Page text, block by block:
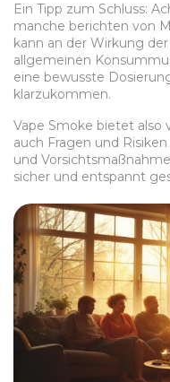
Ein Tipp zum Schluss:
manche berichten von
kann an der Wirkung
allgemeinen
eine bewusste
klarzukommen.
Vape Smoke bietet also
auch Fragen und
und
sicher und entspannt